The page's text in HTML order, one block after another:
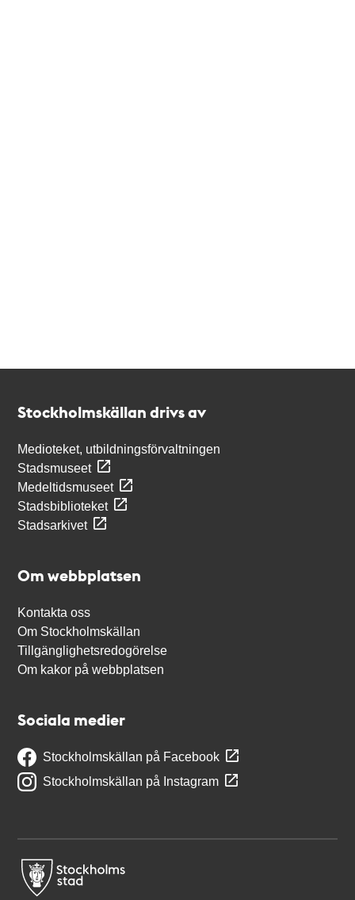
Stockholmskällan drivs av
Medioteket, utbildningsförvaltningen
Stadsmuseet
Medeltidsmuseet
Stadsbiblioteket
Stadsarkivet
Om webbplatsen
Kontakta oss
Om Stockholmskällan
Tillgänglighetsredogörelse
Om kakor på webbplatsen
Sociala medier
Stockholmskällan på Facebook
Stockholmskällan på Instagram